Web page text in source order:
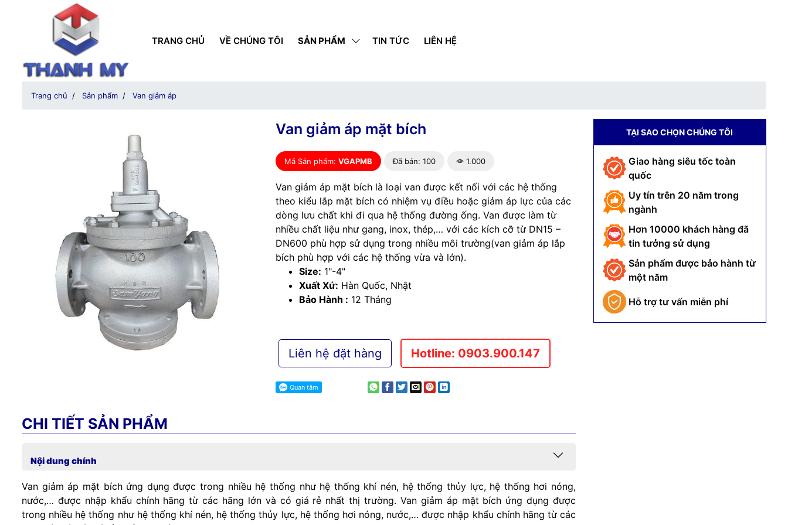
TRANG CHỦ VỀ CHÚNG TÔI SẢN PHẨM TIN TỨC LIÊN HỆ
Trang chủ Sản phẩm Van giảm áp
Van giảm áp mặt bích
Mã Sản phẩm:VGAPMB Đã bán: 100 1.000
Van giảm áp mặt bích là loại van được kết nối với các hệ thống
theo kiểu lắp mặt bích có nhiệm vụ điều hoặc giảm áp lực của các
dòng lưu chất khi đi qua hệ thống đường ống. Van được làm từ
nhiều chất liệu như gang, inox, thép,… với các kích cỡ từ DN15 –
DN600 phù hợp sử dụng trong nhiều môi trường(van giảm áp lắp
bích phù hợp với các hệ thống vừa và lớn).
Size: 1"-4"
Xuất Xứ: Hàn Quốc, Nhật
Bảo Hành : 12 Tháng
Liên hệ đặt hàng Hotline: 0903.900.147
TẠI SAO CHỌN CHÚNG TÔI
Giao hàng siêu tốc toàn
quốc
Uy tín trên 20 năm trong
ngành
Hơn 10000 khách hàng đã
tin tưởng sử dụng
Sản phẩm được bảo hành từ
một năm
Hỗ trợ tư vấn miễn phí
CHI TIẾT SẢN PHẨM
Nội dung chính
Van giảm áp mặt bích ứng dụng được trong nhiều hệ thống như hệ thống khí nén, hệ thống thủy lực, hệ thống hơi nóng,
nước,… được nhập khẩu chính hãng từ các hãng lớn và có giá rẻ nhất thị trường. Van giảm áp mặt bích ứng dụng được
trong nhiều hệ thống như hệ thống khí nén, hệ thống thủy lực, hệ thống hơi nóng, nước,… được nhập khẩu chính hãng từ các